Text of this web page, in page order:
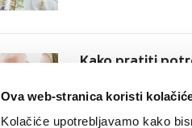
Ova web-stranica koristi
Kolačiće upotrebljavamo kako
Kako pratiti
statističkog sustava sa